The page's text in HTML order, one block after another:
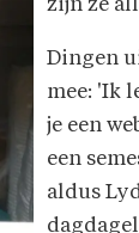
zijn ze
Dingen
mee: 'Ik
je een
een
aldus